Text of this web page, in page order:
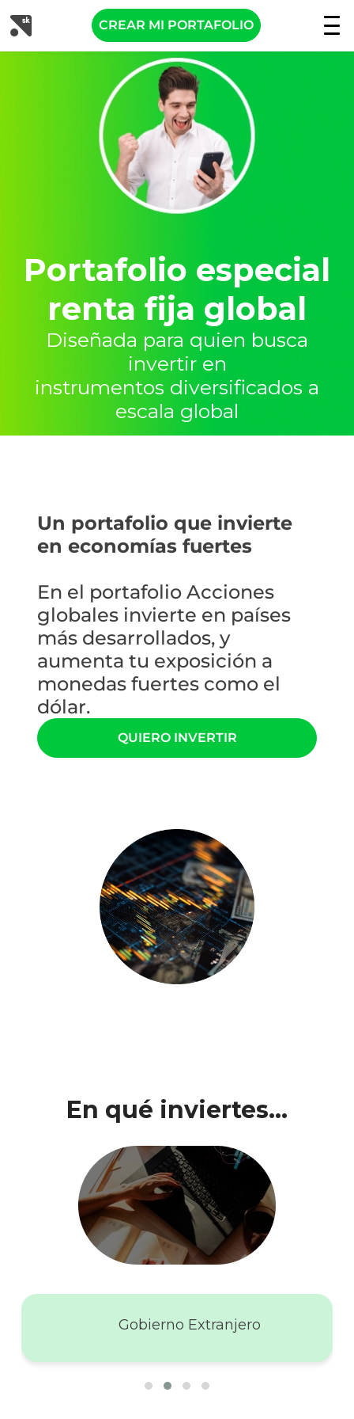
CREAR MI PORTAFOLIO
Portafolio especial
renta fija global
Diseñada para quien busca
invertir en
instrumentos diversificados a
escala global
Un portafolio que invierte
en economías fuertes
En el portafolio Acciones
globales invierte en países
más desarrollados, y
aumenta tu exposición a
monedas fuertes como el
dólar.
QUIERO INVERTIR
En qué inviertes…
Gobierno Extranjero